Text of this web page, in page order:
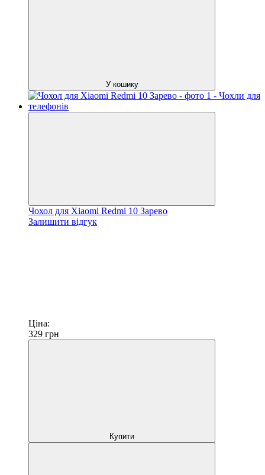
У кошику
Чохол для Xiaomi Redmi 10 Зарево
Залишити відгук
Ціна:
329 грн
Купити